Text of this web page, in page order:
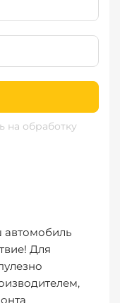
на обработку
автомобиль
Для